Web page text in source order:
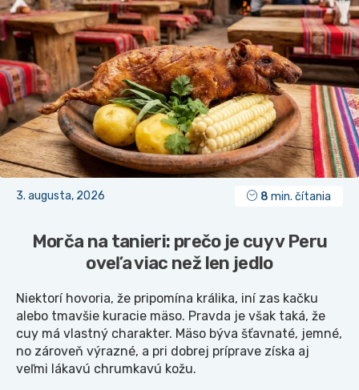
3. augusta, 2026 8 min. čítania
Morča na tanieri: prečo je cuy v Peru
oveľa viac než len jedlo
Niektorí hovoria, že pripomína králika, iní zas kačku
alebo tmavšie kuracie mäso. Pravda je však taká, že
cuy má vlastný charakter. Mäso býva šťavnaté, jemné,
no zároveň výrazné, a pri dobrej príprave získa aj
veľmi lákavú chrumkavú kožu.